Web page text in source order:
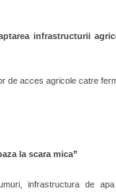
infrastructurii
de acces agricole catre
la scara mica”
infrastructura de